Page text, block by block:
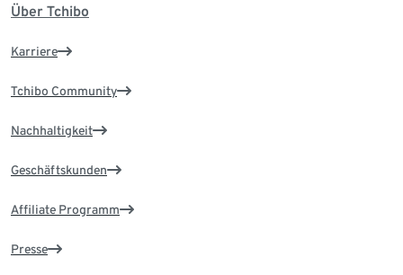
Über Tchibo
Karriere
Tchibo Community
Nachhaltigkeit
Geschäftskunden
Affiliate Programm
Presse